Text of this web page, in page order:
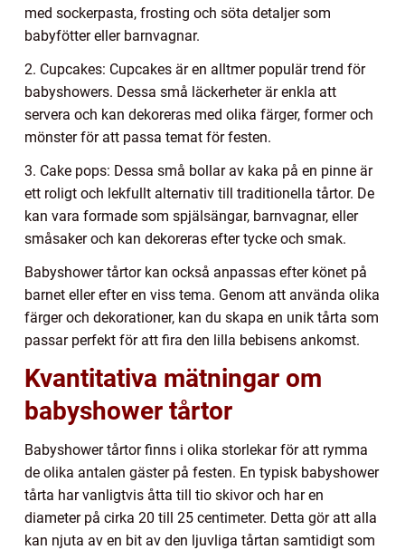
med sockerpasta, frosting och söta detaljer som
babyfötter eller barnvagnar.
2. Cupcakes: Cupcakes är en alltmer populär trend för
babyshowers. Dessa små läckerheter är enkla att
servera och kan dekoreras med olika färger, former och
mönster för att passa temat för festen.
3. Cake pops: Dessa små bollar av kaka på en pinne är
ett roligt och lekfullt alternativ till traditionella tårtor. De
kan vara formade som spjälsängar, barnvagnar, eller
småsaker och kan dekoreras efter tycke och smak.
Babyshower tårtor kan också anpassas efter könet på
barnet eller efter en viss tema. Genom att använda olika
färger och dekorationer, kan du skapa en unik tårta som
passar perfekt för att fira den lilla bebisens ankomst.
Kvantitativa mätningar om
babyshower tårtor
Babyshower tårtor finns i olika storlekar för att rymma
de olika antalen gäster på festen. En typisk babyshower
tårta har vanligtvis åtta till tio skivor och har en
diameter på cirka 20 till 25 centimeter. Detta gör att alla
kan njuta av en bit av den ljuvliga tårtan samtidigt som